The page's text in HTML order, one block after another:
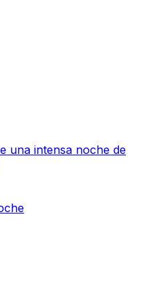
una intensa noche de